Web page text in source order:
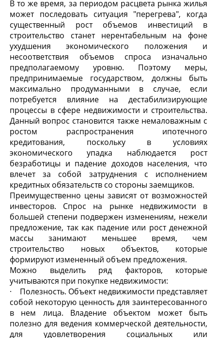
В то же время, за периодом расцвета рынка жилья
может последовать ситуация "перегрева", когда
существенный рост объемов инвестиций в
строительство станет нерентабельным на фоне
ухудшения экономического положения и
несоответствия объемов спроса изначально
предполагаемому уровню. Поэтому меры,
предпринимаемые государством, должны быть
максимально продуманными в случае, если
потребуется влияние на дестабилизирующие
процессы в сфере недвижимости и строительства.
Данный вопрос становится также немаловажным с
ростом распространения ипотечного
кредитования, поскольку в условиях
экономического упадка наблюдается рост
безработицы и падение доходов населения, что
влечет за собой затруднения с исполнением
кредитных обязательств со стороны заемщиков.
Преимущественно цены зависят от возможностей
инвесторов. Спрос на рынке недвижимости в
большей степени подвержен изменениям, нежели
предложение, так как падение или рост денежной
массы занимают меньшее время, чем
строительство новых объектов, которые
формируют измененный объем предложения.
Можно выделить ряд факторов, которые
учитываются при покупке недвижимости:
· Полезность. Объект недвижимости представляет
собой некоторую ценность для заинтересованного
в нем лица. Владение объектом может быть
полезно для ведения коммерческой деятельности,
для удовлетворения социальных или